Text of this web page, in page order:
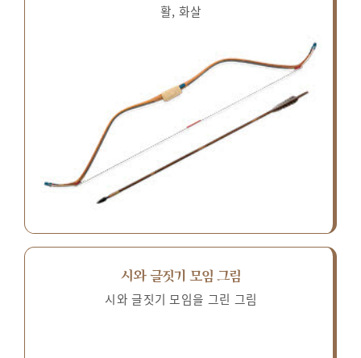
활, 화살
시와 글짓기 모임 그림
시와 글짓기 모임을 그린 그림